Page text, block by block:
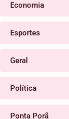
Economia
Esportes
Geral
Política
Ponta Porã